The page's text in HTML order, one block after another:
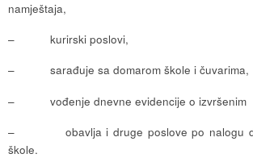
namještaja,
– kurirski poslovi,
– sarađuje sa domarom škole i čuvarima,
– vođenje dnevne evidencije o izvršenim
– obavlja i druge poslove po nalogu
škole.